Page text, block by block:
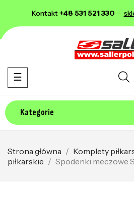
Kontakt+48 531 521 330 ·
Kategorie
Toggle navigation
☰
Strona główna Komplety
piłkarskie
Spodenki meczowe